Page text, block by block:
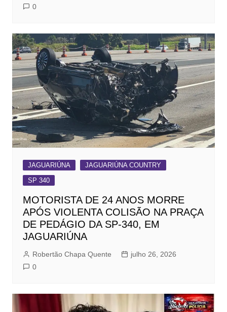
0
JAGUARIÚNA
JAGUARIÚNA COUNTRY
SP 340
MOTORISTA DE 24 ANOS MORRE
APÓS VIOLENTA COLISÃO NA PRAÇA
DE PEDÁGIO DA SP-340, EM
JAGUARIÚNA
Robertão Chapa Quente
julho 26, 2026
0